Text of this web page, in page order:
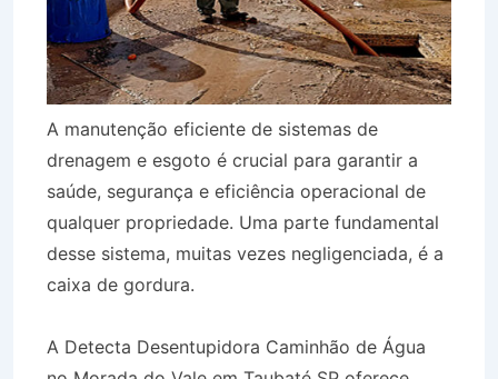
A manutenção eficiente de sistemas de
drenagem e esgoto é crucial para garantir a
saúde, segurança e eficiência operacional de
qualquer propriedade. Uma parte fundamental
desse sistema, muitas vezes negligenciada, é a
caixa de gordura.
A Detecta Desentupidora Caminhão de Água